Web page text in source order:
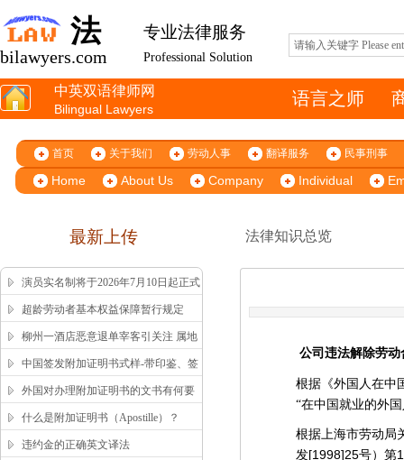
法 专业法律服务
Professional Solution
bilawyers.com
中英双语律师网
Bilingual Lawyers
语言之师
首页 关于我们 劳动人事 翻译服务 民事刑事
Home About Us Company Individual
最新上传 法律知识总览
演员实名制将于2026年7月10日起正式
施行
超龄劳动者基本权益保障暂行规定
柳州一酒店恶意退单宰客引关注 属地
市监局高效回应获舆论认可
中国签发附加证明书式样-带印鉴、签
字版本 China Apostille Sample
外国对办理附加证明书的文书有何要
求？
什么是附加证明书（Apostille）？
违约金的正确英文译法
公司违法解除劳动
根据《外国人在中
“在中国就业的外
根据上海市劳动局
发[1998]25号）第